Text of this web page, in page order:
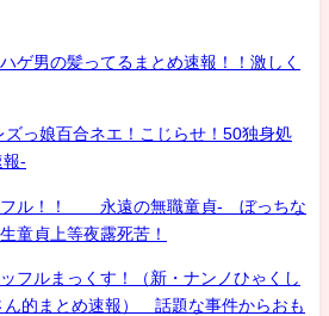
ゲ男の髪ってるまとめ速報！！激しく
ズっ娘百合ネエ！こじらせ！50独身処
報-
フル！！ 永遠の無職童貞- ぼっちな
童貞上等夜露死苦！
フルまっくす！（新・ナンノひゃくし
ん的まとめ速報） 話題な事件からおも